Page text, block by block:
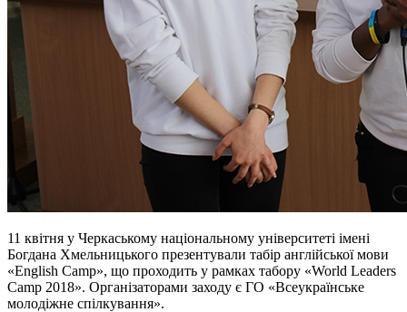
11 квітня у Черкаському національному університеті імені
Богдана Хмельницького презентували табір англійської мови
«English Camp», що проходить у рамках табору «World Leaders
Camp 2018». Організаторами заходу є ГО «Всеукраїнське
молодіжне спілкування».